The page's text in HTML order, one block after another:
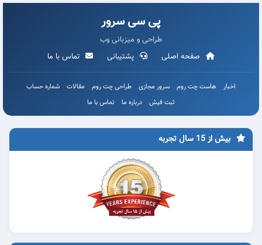
پی سی سرور
طراحی و میزبانی وب
صفحه اصلی
پشتیبانی تماس با ما
اخبار هاست چت روم سرور مجازی طراحی چت روم مقالات
شماره حساب
ثبت فیش
درباره ما تماس با ما
بیش از 15 سال تجربه